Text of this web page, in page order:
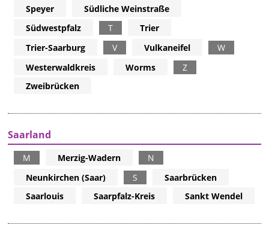
Speyer
Südliche Weinstraße
Südwestpfalz
T
Trier
Trier-Saarburg
V Vulkaneifel
W
Westerwaldkreis
Worms
Z
Zweibrücken
Saarland
M Merzig-Wadern
N
Neunkirchen (Saar)
S
Saarbrücken
Saarlouis
Saarpfalz-Kreis Sankt Wendel